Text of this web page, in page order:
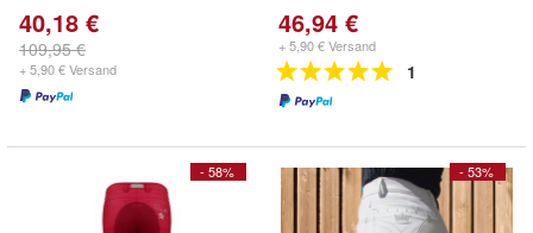
40,18 €
109,95 €
+ 5,90 € Versand
46,94 €
+ 5,90 € Versand
1
- 58% - 53%